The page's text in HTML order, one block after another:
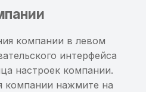
Отсутствует или
некорректно
Возможность
вызовов
Обнаружены
трассах вызовов
компании в левом
интерфейса
настроек компании.
компании нажмите на